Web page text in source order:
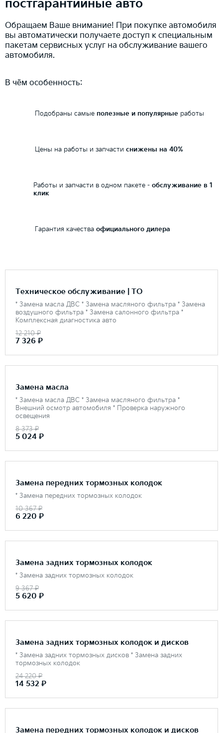
постгарантийные авто
Обращаем Ваше внимание! При покупке автомобиля
вы автоматически получаете доступ к специальным
пакетам сервисных услуг на обслуживание вашего
автомобиля.
В чём особенность:
Подобраны самые полезные и популярные работы
Цены на работы и запчасти снижены на 40%
Работы и запчасти в одном пакете - обслуживание в 1
клик
Гарантия качества официального дилера
Техническое обслуживание | ТО
* Замена масла ДВС * Замена масляного фильтра * Замена
воздушного фильтра * Замена салонного фильтра *
Комплексная диагностика авто
12 210 ₽
7 326 ₽
Замена масла
* Замена масла ДВС * Замена масляного фильтра *
Внешний осмотр автомобиля * Проверка наружного
освещения
8 373 ₽
5 024 ₽
Замена передних тормозных колодок
* Замена передних тормозных колодок
10 367 ₽
6 220 ₽
Замена задних тормозных колодок
* Замена задних тормозных колодок
9 367 ₽
5 620 ₽
Замена задних тормозных колодок и дисков
* Замена задних тормозных дисков * Замена задних
тормозных колодок
24 220 ₽
14 532 ₽
Замена передних тормозных колодок и дисков